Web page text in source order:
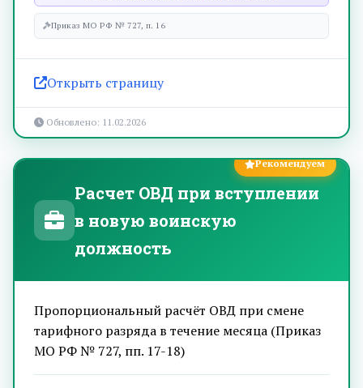
Приказ МО РФ № 727, п. 16
Открыть страницу
Обновлено: 11.02.2026
Рекомендуем
Расчет ОВД при вступлении
в новую воинскую
должность
Пропорциональный расчёт ОВД при смене
тарифного разряда в течение месяца (Приказ
МО РФ № 727, пп. 17-18)